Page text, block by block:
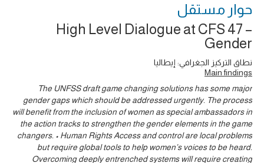
حوار ‎مستقل
High Level Dialogue at CFS 47 –
Gender
نطاق التركيز الجغرافي: إيطاليا
Main findings
The UNFSS draft game changing solutions has some major
gender gaps which should be addressed urgently. The process
will benefit from the inclusion of women as special ambassadors in
the action tracks to strengthen the gender elements in the game
changers. • Human Rights Access and control are local problems
but require global tools to help women’s voices to be heard.
Overcoming deeply entrenched systems will require creating